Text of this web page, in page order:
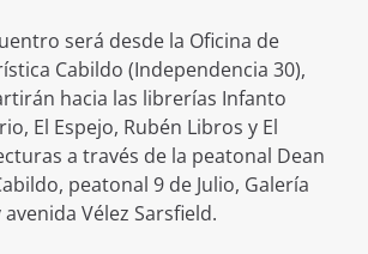
será desde la Oficina de
Cabildo (Independencia 30),
hacia las librerías Infanto
El Espejo, Rubén Libros y El
a través de la peatonal Dean
peatonal 9 de Julio, Galería
Vélez Sarsfield.